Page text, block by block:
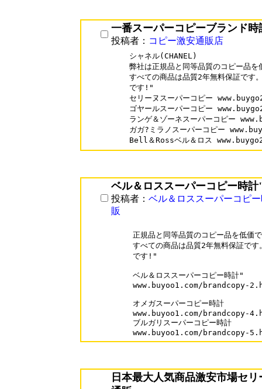
一番スーパーコピーブランド時
投稿者： コピー激安通販店
シャネル(CHANEL)
弊社は正規品と同等品質のコピー品
すべての商品は品質2年無料保証です
です!"
セリーヌスーパーコピー
ゴヤールスーパーコピー
ランゲ＆ゾーネスーパーコピー
ガガ?ミラノスーパーコピー
ベル＆ロススーパーコピー時
投稿者： ベル＆ロススーパーコピ
販
正規品と同等品質のコピー品を低価
すべての商品は品質2年無料保証で
です!"
ベル＆ロススーパーコピー時計"
www.buyoo1.com/brandcopy-
オメガスーパーコピー時計
www.buyoo1.com/brandcopy-
ブルガリスーパーコピー時計
www.buyoo1.com/brandcopy-
日本最大人気商品激安市場セ